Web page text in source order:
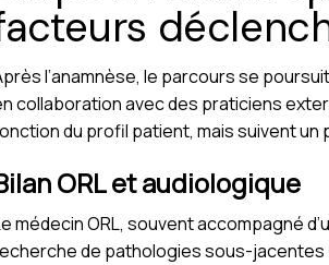
l’anamnèse, le parcours se
collaboration avec des praticiens
du profil patient, mais suivent
ORL et audiologique
médecin ORL, souvent accompagné
de pathologies sous-